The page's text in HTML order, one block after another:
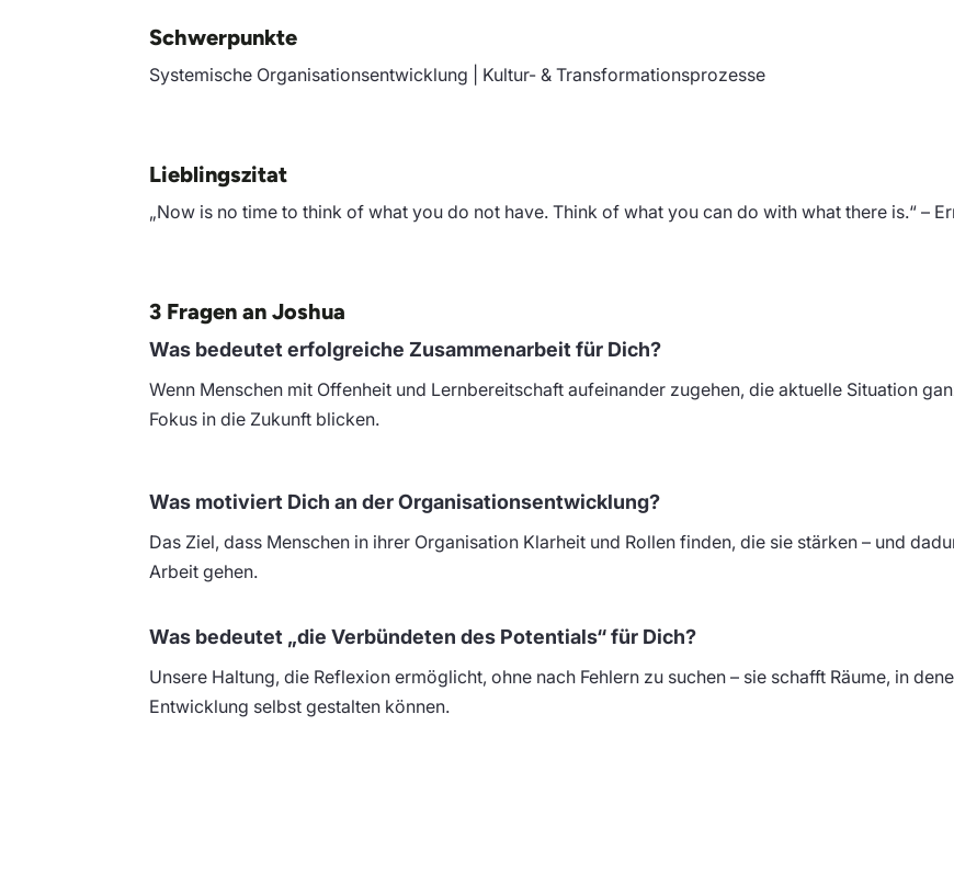
Schwerpunkte
Systemische Organisationsentwicklung | Kultur- & Transformationsprozesse
Lieblingszitat
„Now is no time to think of what you do not have. Think of what you can do with what there is.“ –
3 Fragen an Joshua
Was bedeutet erfolgreiche Zusammenarbeit für Dich?
Wenn Menschen mit Offenheit und Lernbereitschaft aufeinander zugehen, die aktuelle Situation
Fokus in die Zukunft blicken.
Was motiviert Dich an der Organisationsentwicklung?
Das Ziel, dass Menschen in ihrer Organisation Klarheit und Rollen finden, die sie stärken – und
Arbeit gehen.
Was bedeutet „die Verbündeten des Potentials“ für Dich?
Unsere Haltung, die Reflexion ermöglicht, ohne nach Fehlern zu suchen – sie schafft Räume, in
Entwicklung selbst gestalten können.